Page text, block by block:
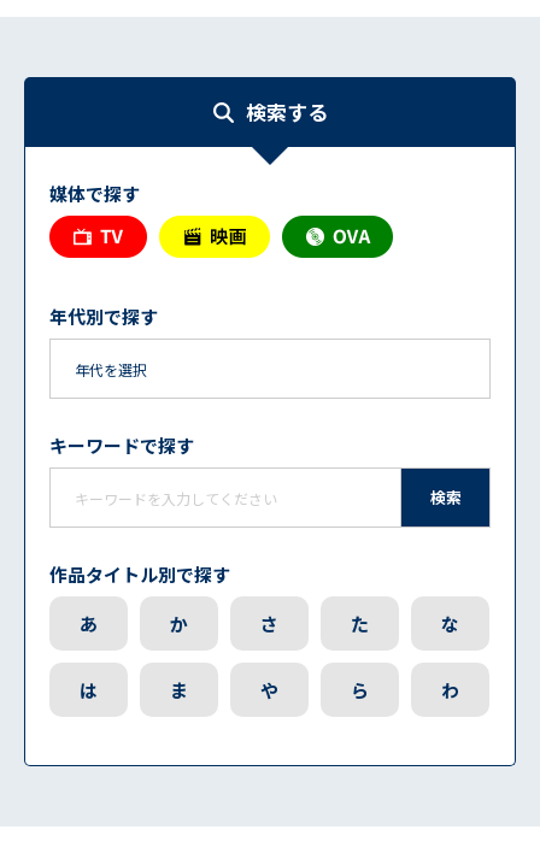
検索する
媒体で探す
年代別で探す
キーワードで探す
検索
作品タイトル別で探す
あ
か さ た な
は ま や ら わ